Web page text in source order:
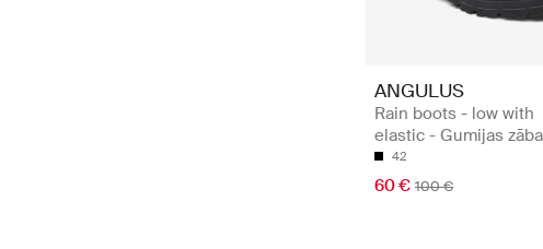
ANGULUS
Rain boots - low with
elastic - Gumijas
42
60 € 100 €